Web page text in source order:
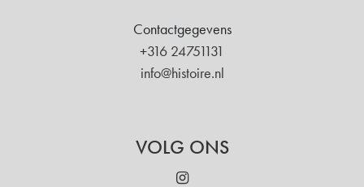
Contactgegevens
+316 24751131
info@histoire.nl
VOLG ONS